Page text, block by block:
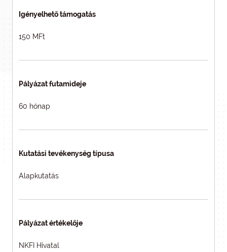
Igényelhető támogatás
150 MFt
Pályázat futamideje
60 hónap
Kutatási tevékenység típusa
Alapkutatás
Pályázat értékelője
NKFI Hivatal